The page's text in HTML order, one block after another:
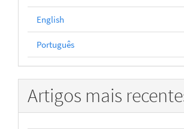
English
Português
Artigos mais